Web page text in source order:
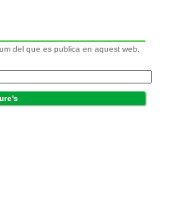
del que es publica en aquest web.